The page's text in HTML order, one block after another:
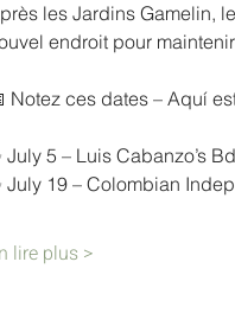
les Jardins Gamelin,
endroit pour maintenir
Notez ces dates – Aquí
July 5 – Luis Cabanzo’s
July 19 – Colombian
lire plus >